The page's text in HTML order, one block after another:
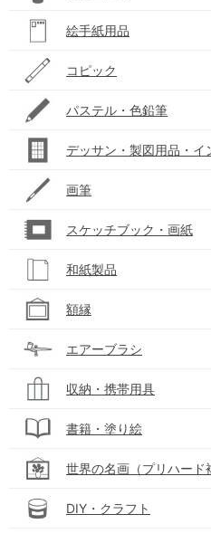
絵手紙用品
コピック
パステル・色鉛筆
デッサン・製図用品・イ
画筆
スケッチブック・画紙
和紙製品
額縁
エアーブラシ
収納・携帯用具
書籍・塗り絵
世界の名画（プリハード
DIY・クラフト